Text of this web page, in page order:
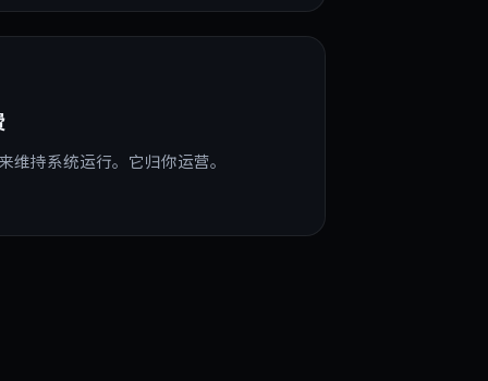
维持系统运行。它归你运营。